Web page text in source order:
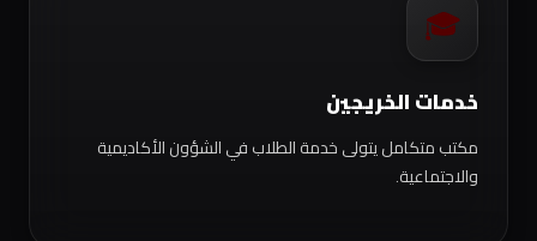
🎓
خدمات الخريجين
مكتب متكامل يتولى خدمة الطلاب في الشؤون الأكاديمية
والاجتماعية.